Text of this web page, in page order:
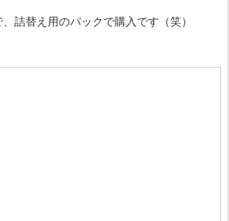
詰替え用のパックで購入です（笑）